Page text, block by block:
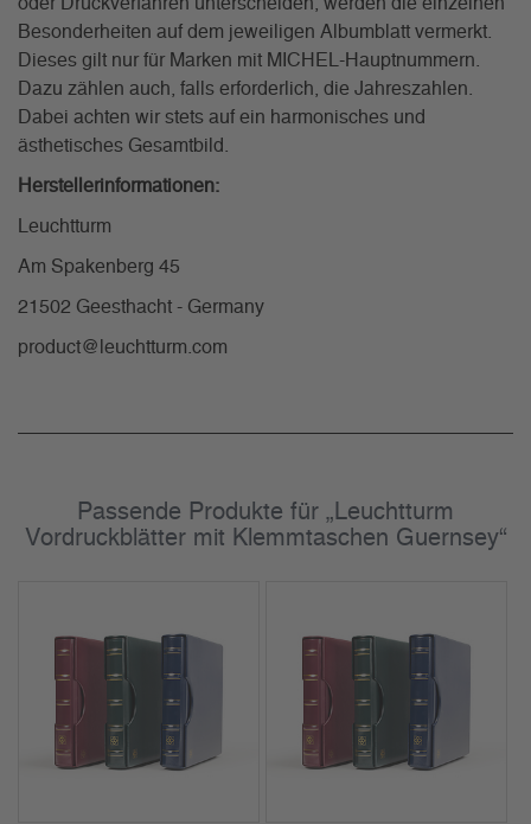
Besonderheiten auf dem jeweiligen Albumblatt vermerkt.
Dieses gilt nur für Marken mit MICHEL-Hauptnummern.
Dazu zählen auch, falls erforderlich, die Jahreszahlen.
Dabei achten wir stets auf ein harmonisches und
ästhetisches Gesamtbild.
Herstellerinformationen:
Leuchtturm
Am Spakenberg 45
21502 Geesthacht - Germany
product@leuchtturm.com
Passende Produkte für „Leuchtturm
Vordruckblätter mit Klemmtaschen Guernsey“